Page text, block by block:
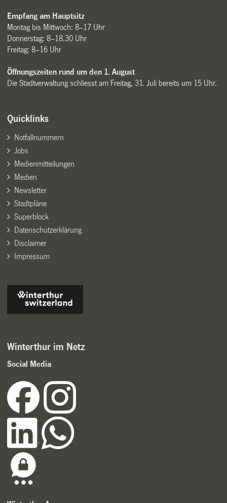
Empfang am Hauptsitz
Montag bis Mittwoch: 8–17 Uhr
Donnerstag: 8–18.30 Uhr
Freitag: 8–16 Uhr
Öffnungszeiten rund um den 1. August
Die Stadtverwaltung schliesst am Freitag, 31. Juli bereits um 15 Uhr.
Quicklinks
Notfallnummern
Jobs
Medienmitteilungen
Medien
Newsletter
Stadtpläne
Superblock
Datenschutzerklärung
Disclaimer
Impressum
Winterthur im Netz
Social Media